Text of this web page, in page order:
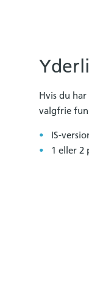
Hvis du
valgfrie
IS-
1 eller